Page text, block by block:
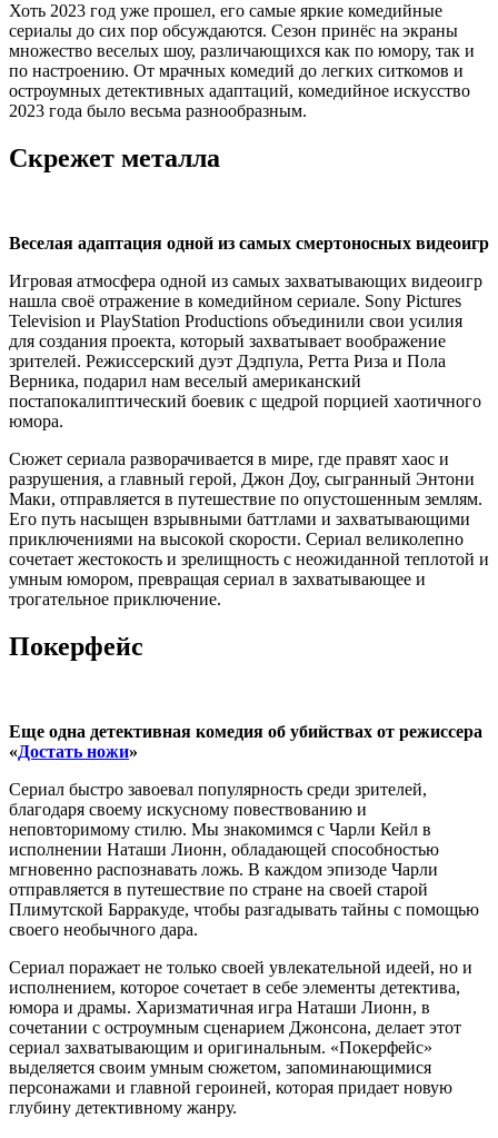
Хоть 2023 год уже прошел, его самые яркие комедийные
сериалы до сих пор обсуждаются. Сезон принёс на экраны
множество веселых шоу, различающихся как по юмору, так и
по настроению. От мрачных комедий до легких ситкомов и
остроумных детективных адаптаций, комедийное искусство
2023 года было весьма разнообразным.
Скрежет металла
Веселая адаптация одной из самых смертоносных видеоигр
Игровая атмосфера одной из самых захватывающих видеоигр
нашла своё отражение в комедийном сериале. Sony Pictures
Television и PlayStation Productions объединили свои усилия
для создания проекта, который захватывает воображение
зрителей. Режиссерский дуэт Дэдпула, Ретта Риза и Пола
Верника, подарил нам веселый американский
постапокалиптический боевик с щедрой порцией хаотичного
юмора.
Сюжет сериала разворачивается в мире, где правят хаос и
разрушения, а главный герой, Джон Доу, сыгранный Энтони
Маки, отправляется в путешествие по опустошенным землям.
Его путь насыщен взрывными баттлами и захватывающими
приключениями на высокой скорости. Сериал великолепно
сочетает жестокость и зрелищность с неожиданной теплотой и
умным юмором, превращая сериал в захватывающее и
трогательное приключение.
Покерфейс
Еще одна детективная комедия об убийствах от режиссера
«Достать ножи»
Сериал быстро завоевал популярность среди зрителей,
благодаря своему искусному повествованию и
неповторимому стилю. Мы знакомимся с Чарли Кейл в
исполнении Наташи Лионн, обладающей способностью
мгновенно распознавать ложь. В каждом эпизоде Чарли
отправляется в путешествие по стране на своей старой
Плимутской Барракуде, чтобы разгадывать тайны с помощью
своего необычного дара.
Сериал поражает не только своей увлекательной идеей, но и
исполнением, которое сочетает в себе элементы детектива,
юмора и драмы. Харизматичная игра Наташи Лионн, в
сочетании с остроумным сценарием Джонсона, делает этот
сериал захватывающим и оригинальным. «Покерфейс»
выделяется своим умным сюжетом, запоминающимися
персонажами и главной героиней, которая придает новую
глубину детективному жанру.